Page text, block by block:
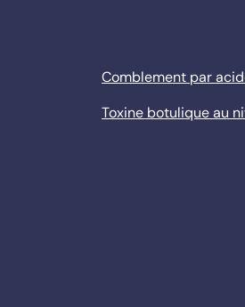
Comblement par
Toxine botulique au